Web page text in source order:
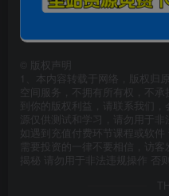
版权声明
1、本内容转载于网络，版权归
空间服务，不拥有所有权，不
到你的版权利益，请联系我们，
源仅供测试和学习，请勿用于
如遇到充值付费环节课程或软件
需要投资的一律不要相信，访
揭秘 请勿用于非法违规操作 否